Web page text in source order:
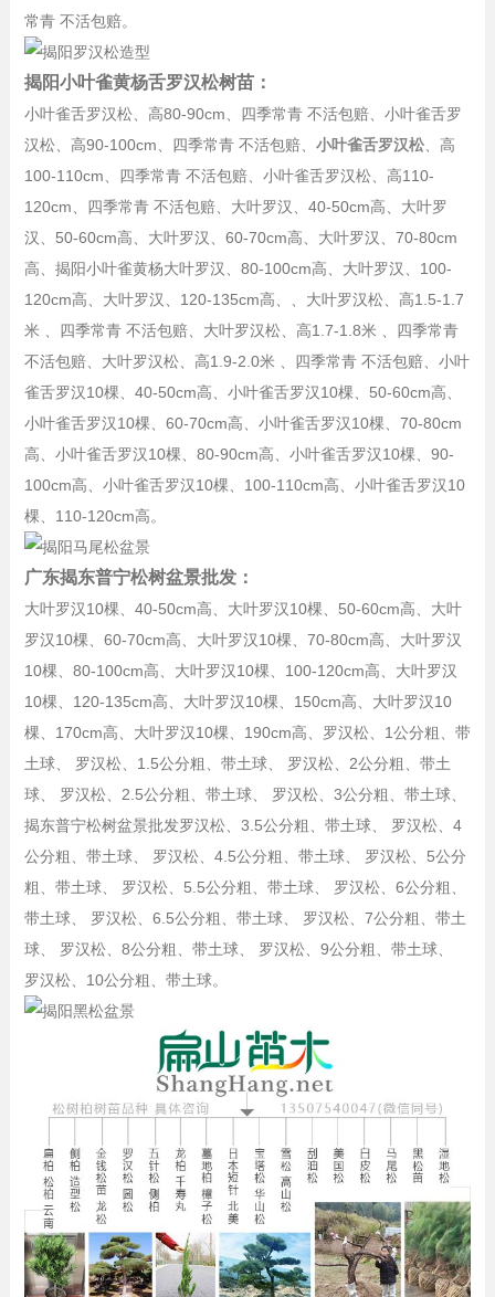
常青 不活包赔。
揭阳小叶雀黄杨舌罗汉松树苗：
小叶雀舌罗汉松、高80-90cm、四季常青 不活包赔、小叶雀舌罗
汉松、高90-100cm、四季常青 不活包赔、 小叶雀舌罗汉松、高
100-110cm、四季常青 不活包赔、小叶雀舌罗汉松、高110-
120cm、四季常青 不活包赔、大叶罗汉、40-50cm高、大叶罗
汉、50-60cm高、大叶罗汉、60-70cm高、大叶罗汉、70-80cm
高、 揭阳小叶雀黄杨大叶罗汉、80-100cm高、大叶罗汉、100-
120cm高、大叶罗汉、120-135cm高、、大叶罗汉松、高1.5-1.7
米 、四季常青 不活包赔、大叶罗汉松、高1.7-1.8米 、四季常青
不活包赔、大叶罗汉松、高1.9-2.0米 、四季常青 不活包赔、小叶
雀舌罗汉10棵、40-50cm高、小叶雀舌罗汉10棵、50-60cm高、
小叶雀舌罗汉10棵、60-70cm高、小叶雀舌罗汉10棵、70-80cm
高、小叶雀舌罗汉10棵、80-90cm高、小叶雀舌罗汉10棵、90-
100cm高、小叶雀舌罗汉10棵、100-110cm高、小叶雀舌罗汉10
棵、110-120cm高。
广东揭东普宁松树盆景批发：
大叶罗汉10棵、40-50cm高、大叶罗汉10棵、50-60cm高、大叶
罗汉10棵、60-70cm高、大叶罗汉10棵、70-80cm高、大叶罗汉
10棵、80-100cm高、大叶罗汉10棵、100-120cm高、大叶罗汉
10棵、120-135cm高、大叶罗汉10棵、150cm高、大叶罗汉10
棵、170cm高、大叶罗汉10棵、190cm高、罗汉松、1公分粗、带
土球、 罗汉松、1.5公分粗、带土球、 罗汉松、2公分粗、带土
球、 罗汉松、2.5公分粗、带土球、 罗汉松、3公分粗、带土球、
揭东普宁松树盆景批发罗汉松、3.5公分粗、带土球、 罗汉松、4
公分粗、带土球、 罗汉松、4.5公分粗、带土球、 罗汉松、5公分
粗、带土球、 罗汉松、5.5公分粗、带土球、 罗汉松、6公分粗、
带土球、 罗汉松、6.5公分粗、带土球、 罗汉松、7公分粗、带土
球、 罗汉松、8公分粗、带土球、 罗汉松、9公分粗、带土球、
罗汉松、10公分粗、带土球。